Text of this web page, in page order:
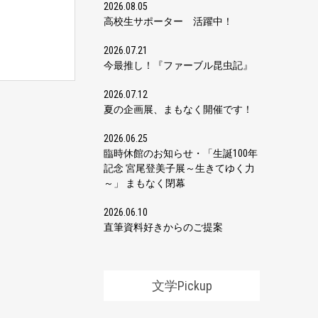
2026.08.05
高校生サポーター 活躍中！
2026.07.21
今最推し！『ファーブル昆虫記』
2026.07.12
夏の企画展、まもなく開催です！
2026.06.25
臨時休館のお知らせ・「生誕100年
記念 宮尾登美子展～生きてゆく力
～」 まもなく閉幕
2026.06.10
直筆資料好きからのご提案
文学Pickup